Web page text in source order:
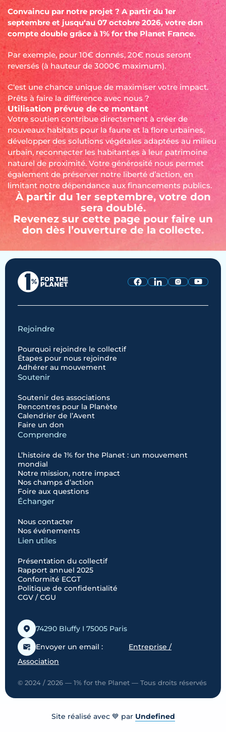
Convaincu par notre projet ? A partir du 1er
septembre et jusqu‘au 07 octobre 2026, votre don
compte double grâce à 1% for the Planet France.
Par exemple, pour 10€ donnés, 20€ nous seront
reversés (à hauteur de 3000€ maximum).
C‘est une chance unique de maximiser votre impact.
Prêts à faire la différence avec nous ?
Utilisation prévue de ce montant
Votre soutien contribue directement à créer de
nouveaux habitats pour la faune et la flore urbaines,
développer des solutions végétales adaptées au milieu
urbain, reconnecter les habitant.es à leur patrimoine
naturel de proximité. Votre générosité nous permet
également de préserver notre liberté d’action, en
limitant notre dépendance aux financements publics.
À partir du 1er septembre, votre don
sera doublé.
Revenez sur cette page pour faire un
don dès l’ouverture de la collecte.
Rejoindre
Pourquoi rejoindre le collectif
Étapes pour nous rejoindre
Adhérer au mouvement
Soutenir
Soutenir des associations
Rencontres pour la Planète
Calendrier de l’Avent
Faire un don
Comprendre
L’histoire de 1% for the Planet : un mouvement
mondial
Notre mission, notre impact
Nos champs d’action
Foire aux questions
Échanger
Nous contacter
Nos événements
Lien utiles
Présentation du collectif
Rapport annuel 2025
Conformité ECGT
Politique de confidentialité
CGV / CGU
74290 Bluffy I 75005 Paris
Envoyer un email :
Entreprise /
Association
© 2024 / 2026 — 1% for the Planet — Tous droits réservés
Site réalisé avec 💙 par Undefined